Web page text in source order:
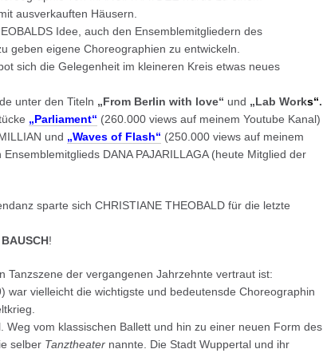
ausverkauften Häusern.
Idee, auch den Ensemblemitgliedern des
geben eigene Choreographien zu entwickeln.
sich die Gelegenheit im kleineren Kreis etwas neues
unter den Titeln „From Berlin with love“ und „Lab Works“.
„Parliament“ (260.000 views auf meinem Youtube Kanal)
und „Waves of Flash“ (250.000 views auf meinem
DANA PAJARILLAGA (heute Mitglied der
sparte sich CHRISTIANE THEOBALD für die letzte
BAUSCH!
Tanzszene der vergangenen Jahrzehnte vertraut ist:
war vielleicht die wichtigste und bedeutensde Choreographin
Weg vom klassischen Ballett und hin zu einer neuen Form des
selber Tanztheater nannte. Die Stadt Wuppertal und ihr